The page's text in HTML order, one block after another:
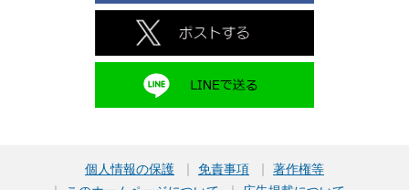
個人情報の保護 免責事項
著作権等